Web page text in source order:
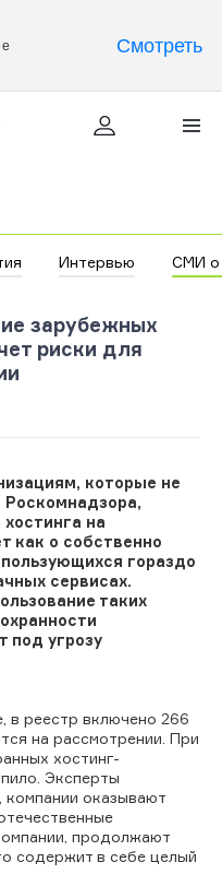
Смотреть
Интервью СМИ о
зарубежных
риски для
которые не
Роскомнадзора,
на
как о собственно
гораздо
сервисах.
таких
под угрозу
в реестр включено 266
на рассмотрении. При
хостинг-
Эксперты
компании оказывают
продолжают
содержит в себе целый